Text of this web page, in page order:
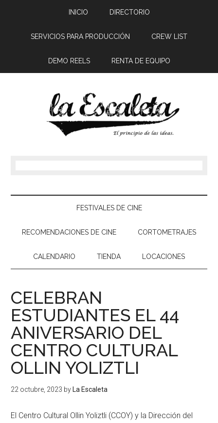
INICIO DIRECTORIO
SERVICIOS PARA PRODUCCIÓN CREW LIST
DEMO REELS RENTA DE EQUIPO
FESTIVALES DE CINE
RECOMENDACIONES DE CINE CORTOMETRAJES
CALENDARIO TIENDA LOCACIONES
CELEBRAN
ESTUDIANTES EL 44
ANIVERSARIO DEL
CENTRO CULTURAL
OLLIN YOLIZTLI
22 octubre, 2023 by La Escaleta
El Centro Cultural Ollin Yoliztli (CCOY) y la Dirección del